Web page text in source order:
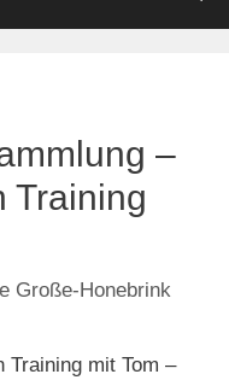
–
Training
Große-Honebrink
Training mit Tom –